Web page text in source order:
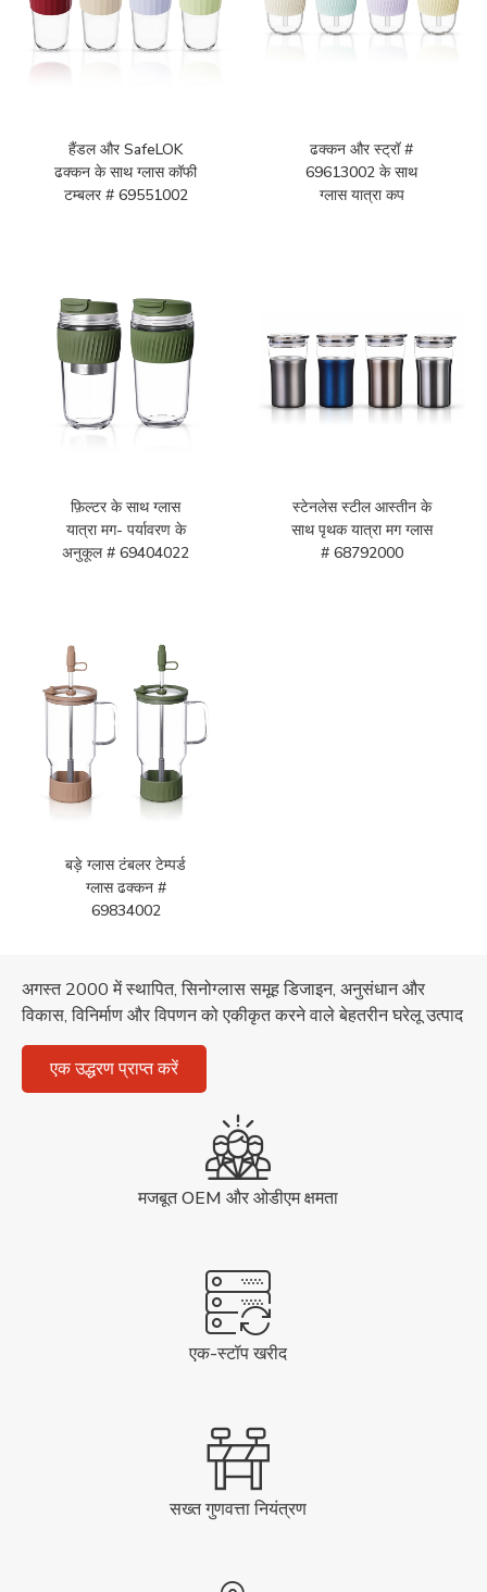
हैंडल और SafeLOK
ढक्कन के साथ ग्लास कॉफी
टम्बलर # 69551002
ढक्कन और स्ट्रॉ #
69613002 के साथ
ग्लास यात्रा कप
फ़िल्टर के साथ ग्लास
यात्रा मग- पर्यावरण के
अनुकूल # 69404022
स्टेनलेस स्टील आस्तीन के
साथ पृथक यात्रा मग ग्लास
# 68792000
बड़े ग्लास टंबलर टेम्पर्ड
ग्लास ढक्कन #
69834002
अगस्त 2000 में स्थापित, सिनोग्लास समूह डिजाइन, अनुसंधान और
विकास, विनिर्माण और विपणन को एकीकृत करने वाले बेहतरीन घरेलू उत्पाद
एक उद्धरण प्राप्त करें
मजबूत OEM और ओडीएम क्षमता
एक-स्टॉप खरीद
सख्त गुणवत्ता नियंत्रण